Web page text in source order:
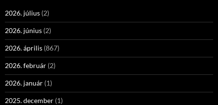
2026. július (2)
2026. június (2)
2026. április (867)
2026. február (2)
2026. január (1)
2025. december (1)